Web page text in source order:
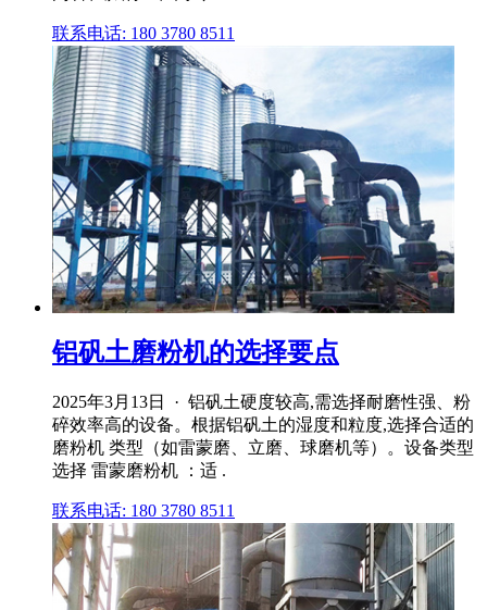
联系电话: 180 3780 8511
铝矾土磨粉机的选择要点
2025年3月13日 · 铝矾土硬度较高,需选择耐磨性强、粉
碎效率高的设备。根据铝矾土的湿度和粒度,选择合适的
磨粉机 类型（如雷蒙磨、立磨、球磨机等）。设备类型
选择 雷蒙磨粉机 ：适 .
联系电话: 180 3780 8511